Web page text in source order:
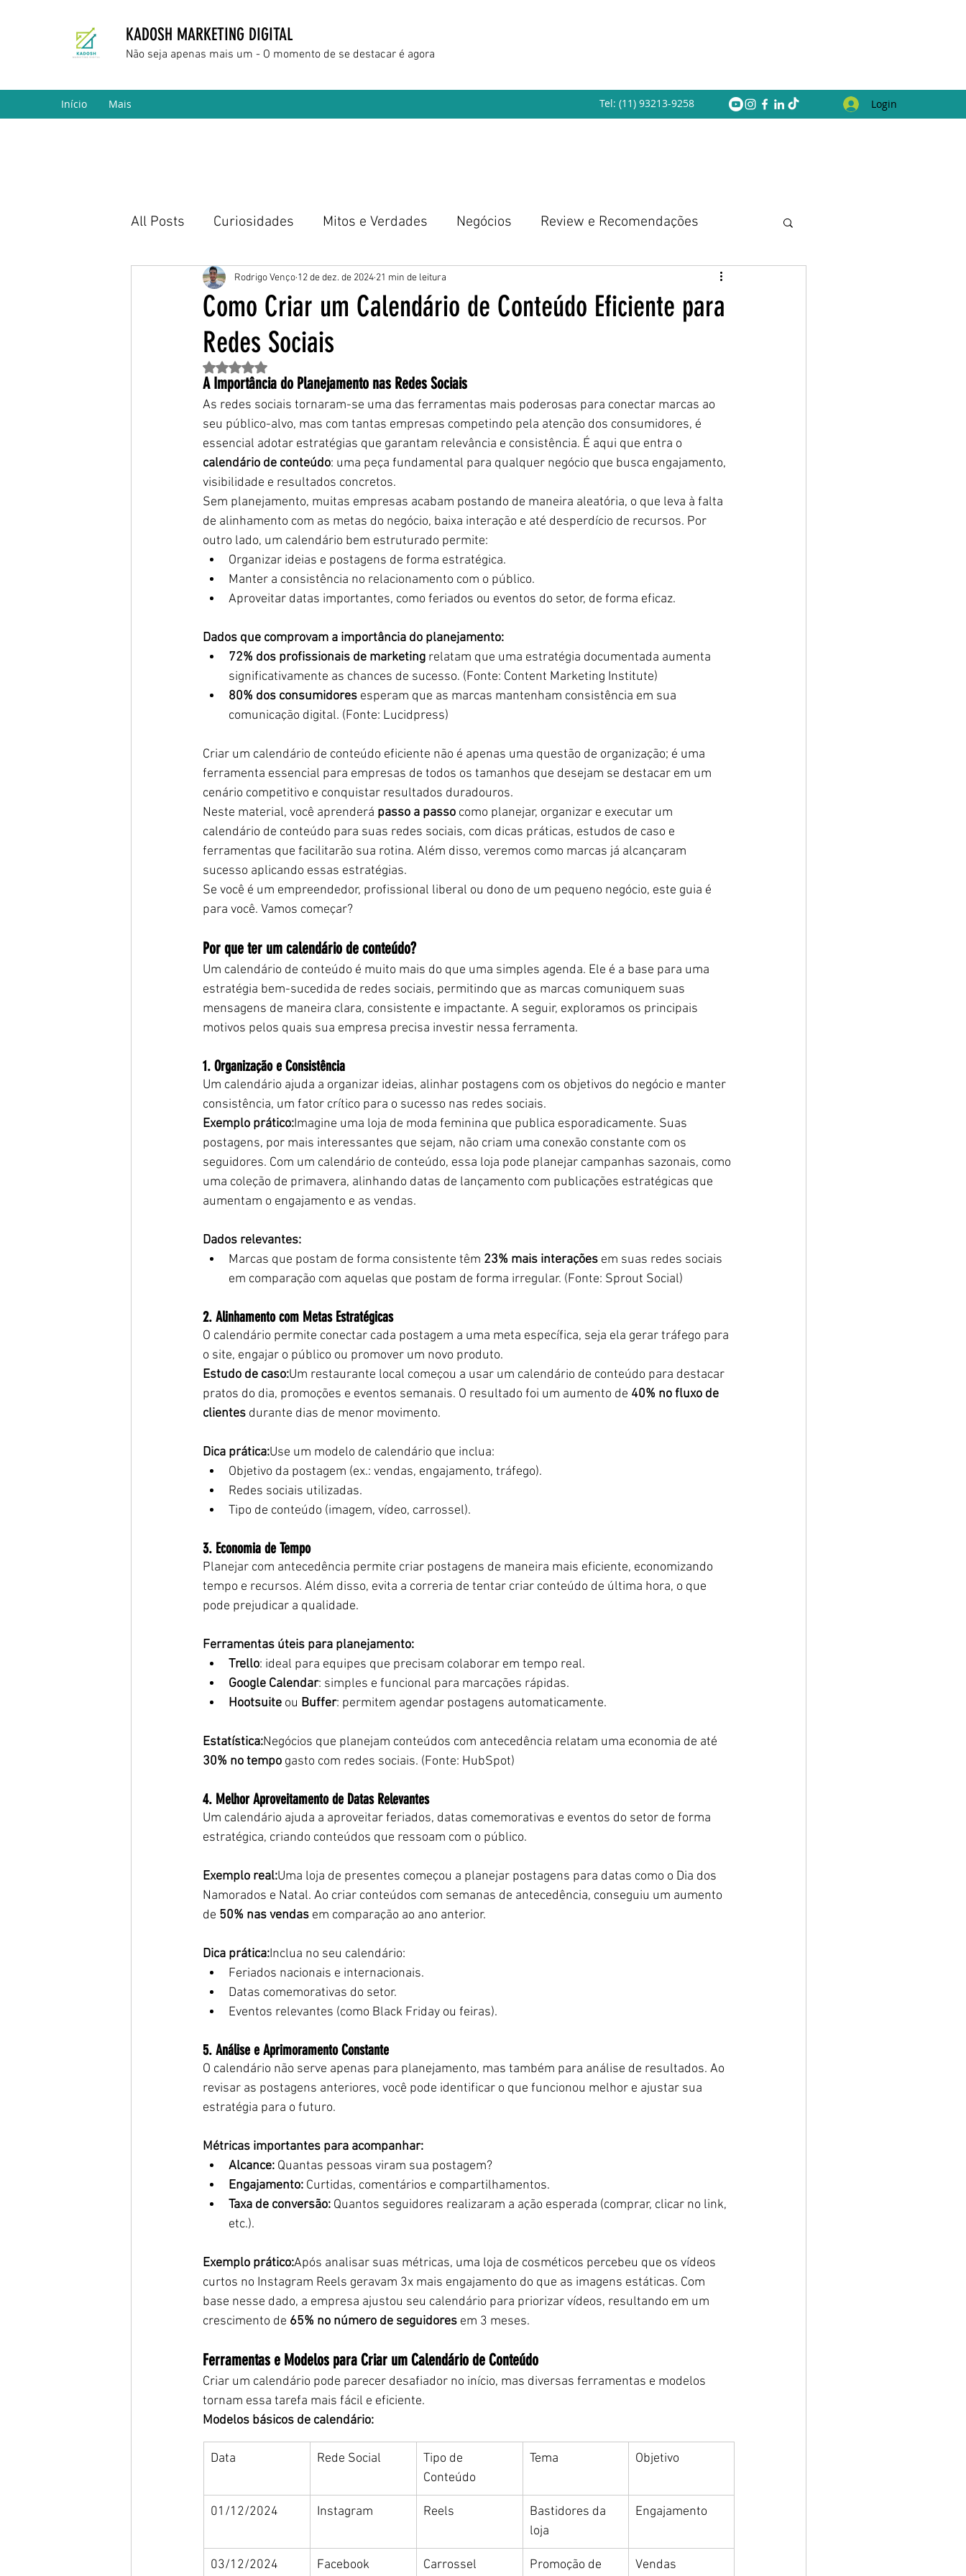
KADOSH MARKETING DIGITAL
Não seja apenas mais um - O momento de se destacar é agora
Início Mais Tel: (11) 93213-9258 Login
All Posts Curiosidades Mitos e Verdades Negócios Review e Recomendações
Marketing Digital Empreendedorismo
Como Criar um Calendário de Conteúdo Eficiente para
Redes Sociais
Rodrigo Venço 12 de dez. de 2024 21 min de leitura
Avaliado com NaN de 5 estrelas.
A Importância do Planejamento nas Redes Sociais
As redes sociais tornaram-se uma das ferramentas mais poderosas para conectar marcas ao
seu público-alvo, mas com tantas empresas competindo pela atenção dos consumidores, é
essencial adotar estratégias que garantam relevância e consistência. É aqui que entra o
calendário de conteúdo: uma peça fundamental para qualquer negócio que busca engajamento,
visibilidade e resultados concretos.
Sem planejamento, muitas empresas acabam postando de maneira aleatória, o que leva à falta
de alinhamento com as metas do negócio, baixa interação e até desperdício de recursos. Por
outro lado, um calendário bem estruturado permite:
Organizar ideias e postagens de forma estratégica.
Manter a consistência no relacionamento com o público.
Aproveitar datas importantes, como feriados ou eventos do setor, de forma eficaz.
Dados que comprovam a importância do planejamento:
72% dos profissionais de marketing relatam que uma estratégia documentada aumenta
significativamente as chances de sucesso. (Fonte: Content Marketing Institute)
80% dos consumidores esperam que as marcas mantenham consistência em sua
comunicação digital. (Fonte: Lucidpress)
Criar um calendário de conteúdo eficiente não é apenas uma questão de organização; é uma
ferramenta essencial para empresas de todos os tamanhos que desejam se destacar em um
cenário competitivo e conquistar resultados duradouros.
Neste material, você aprenderá passo a passo como planejar, organizar e executar um
calendário de conteúdo para suas redes sociais, com dicas práticas, estudos de caso e
ferramentas que facilitarão sua rotina. Além disso, veremos como marcas já alcançaram
sucesso aplicando essas estratégias.
Se você é um empreendedor, profissional liberal ou dono de um pequeno negócio, este guia é
para você. Vamos começar?
Por que ter um calendário de conteúdo?
Um calendário de conteúdo é muito mais do que uma simples agenda. Ele é a base para uma
estratégia bem-sucedida de redes sociais, permitindo que as marcas comuniquem suas
mensagens de maneira clara, consistente e impactante. A seguir, exploramos os principais
motivos pelos quais sua empresa precisa investir nessa ferramenta.
1. Organização e Consistência
Um calendário ajuda a organizar ideias, alinhar postagens com os objetivos do negócio e manter
consistência, um fator crítico para o sucesso nas redes sociais.
Exemplo prático:Imagine uma loja de moda feminina que publica esporadicamente. Suas
postagens, por mais interessantes que sejam, não criam uma conexão constante com os
seguidores. Com um calendário de conteúdo, essa loja pode planejar campanhas sazonais, como
uma coleção de primavera, alinhando datas de lançamento com publicações estratégicas que
aumentam o engajamento e as vendas.
Dados relevantes:
Marcas que postam de forma consistente têm 23% mais interações em suas redes sociais
em comparação com aquelas que postam de forma irregular. (Fonte: Sprout Social)
2. Alinhamento com Metas Estratégicas
O calendário permite conectar cada postagem a uma meta específica, seja ela gerar tráfego para
o site, engajar o público ou promover um novo produto.
Estudo de caso:Um restaurante local começou a usar um calendário de conteúdo para destacar
pratos do dia, promoções e eventos semanais. O resultado foi um aumento de 40% no fluxo de
clientes durante dias de menor movimento.
Dica prática:Use um modelo de calendário que inclua:
Objetivo da postagem (ex.: vendas, engajamento, tráfego).
Redes sociais utilizadas.
Tipo de conteúdo (imagem, vídeo, carrossel).
3. Economia de Tempo
Planejar com antecedência permite criar postagens de maneira mais eficiente, economizando
tempo e recursos. Além disso, evita a correria de tentar criar conteúdo de última hora, o que
pode prejudicar a qualidade.
Ferramentas úteis para planejamento:
Trello: ideal para equipes que precisam colaborar em tempo real.
Google Calendar: simples e funcional para marcações rápidas.
Hootsuite ou Buffer: permitem agendar postagens automaticamente.
Estatística:Negócios que planejam conteúdos com antecedência relatam uma economia de até
30% no tempo gasto com redes sociais. (Fonte: HubSpot)
4. Melhor Aproveitamento de Datas Relevantes
Um calendário ajuda a aproveitar feriados, datas comemorativas e eventos do setor de forma
estratégica, criando conteúdos que ressoam com o público.
Exemplo real:Uma loja de presentes começou a planejar postagens para datas como o Dia dos
Namorados e Natal. Ao criar conteúdos com semanas de antecedência, conseguiu um aumento
de 50% nas vendas em comparação ao ano anterior.
Dica prática:Inclua no seu calendário:
Feriados nacionais e internacionais.
Datas comemorativas do setor.
Eventos relevantes (como Black Friday ou feiras).
5. Análise e Aprimoramento Constante
O calendário não serve apenas para planejamento, mas também para análise de resultados. Ao
revisar as postagens anteriores, você pode identificar o que funcionou melhor e ajustar sua
estratégia para o futuro.
Métricas importantes para acompanhar:
Alcance: Quantas pessoas viram sua postagem?
Engajamento: Curtidas, comentários e compartilhamentos.
Taxa de conversão: Quantos seguidores realizaram a ação esperada (comprar, clicar no link,
etc.).
Exemplo prático:Após analisar suas métricas, uma loja de cosméticos percebeu que os vídeos
curtos no Instagram Reels geravam 3x mais engajamento do que as imagens estáticas. Com
base nesse dado, a empresa ajustou seu calendário para priorizar vídeos, resultando em um
crescimento de 65% no número de seguidores em 3 meses.
Ferramentas e Modelos para Criar um Calendário de Conteúdo
Criar um calendário pode parecer desafiador no início, mas diversas ferramentas e modelos
tornam essa tarefa mais fácil e eficiente.
Modelos básicos de calendário:
Data Rede Social
Tipo de
Conteúdo
Tema Objetivo
01/12/2024 Instagram Reels
Bastidores da
loja
Engajamento
03/12/2024 Facebook Carrossel Promoção de Vendas